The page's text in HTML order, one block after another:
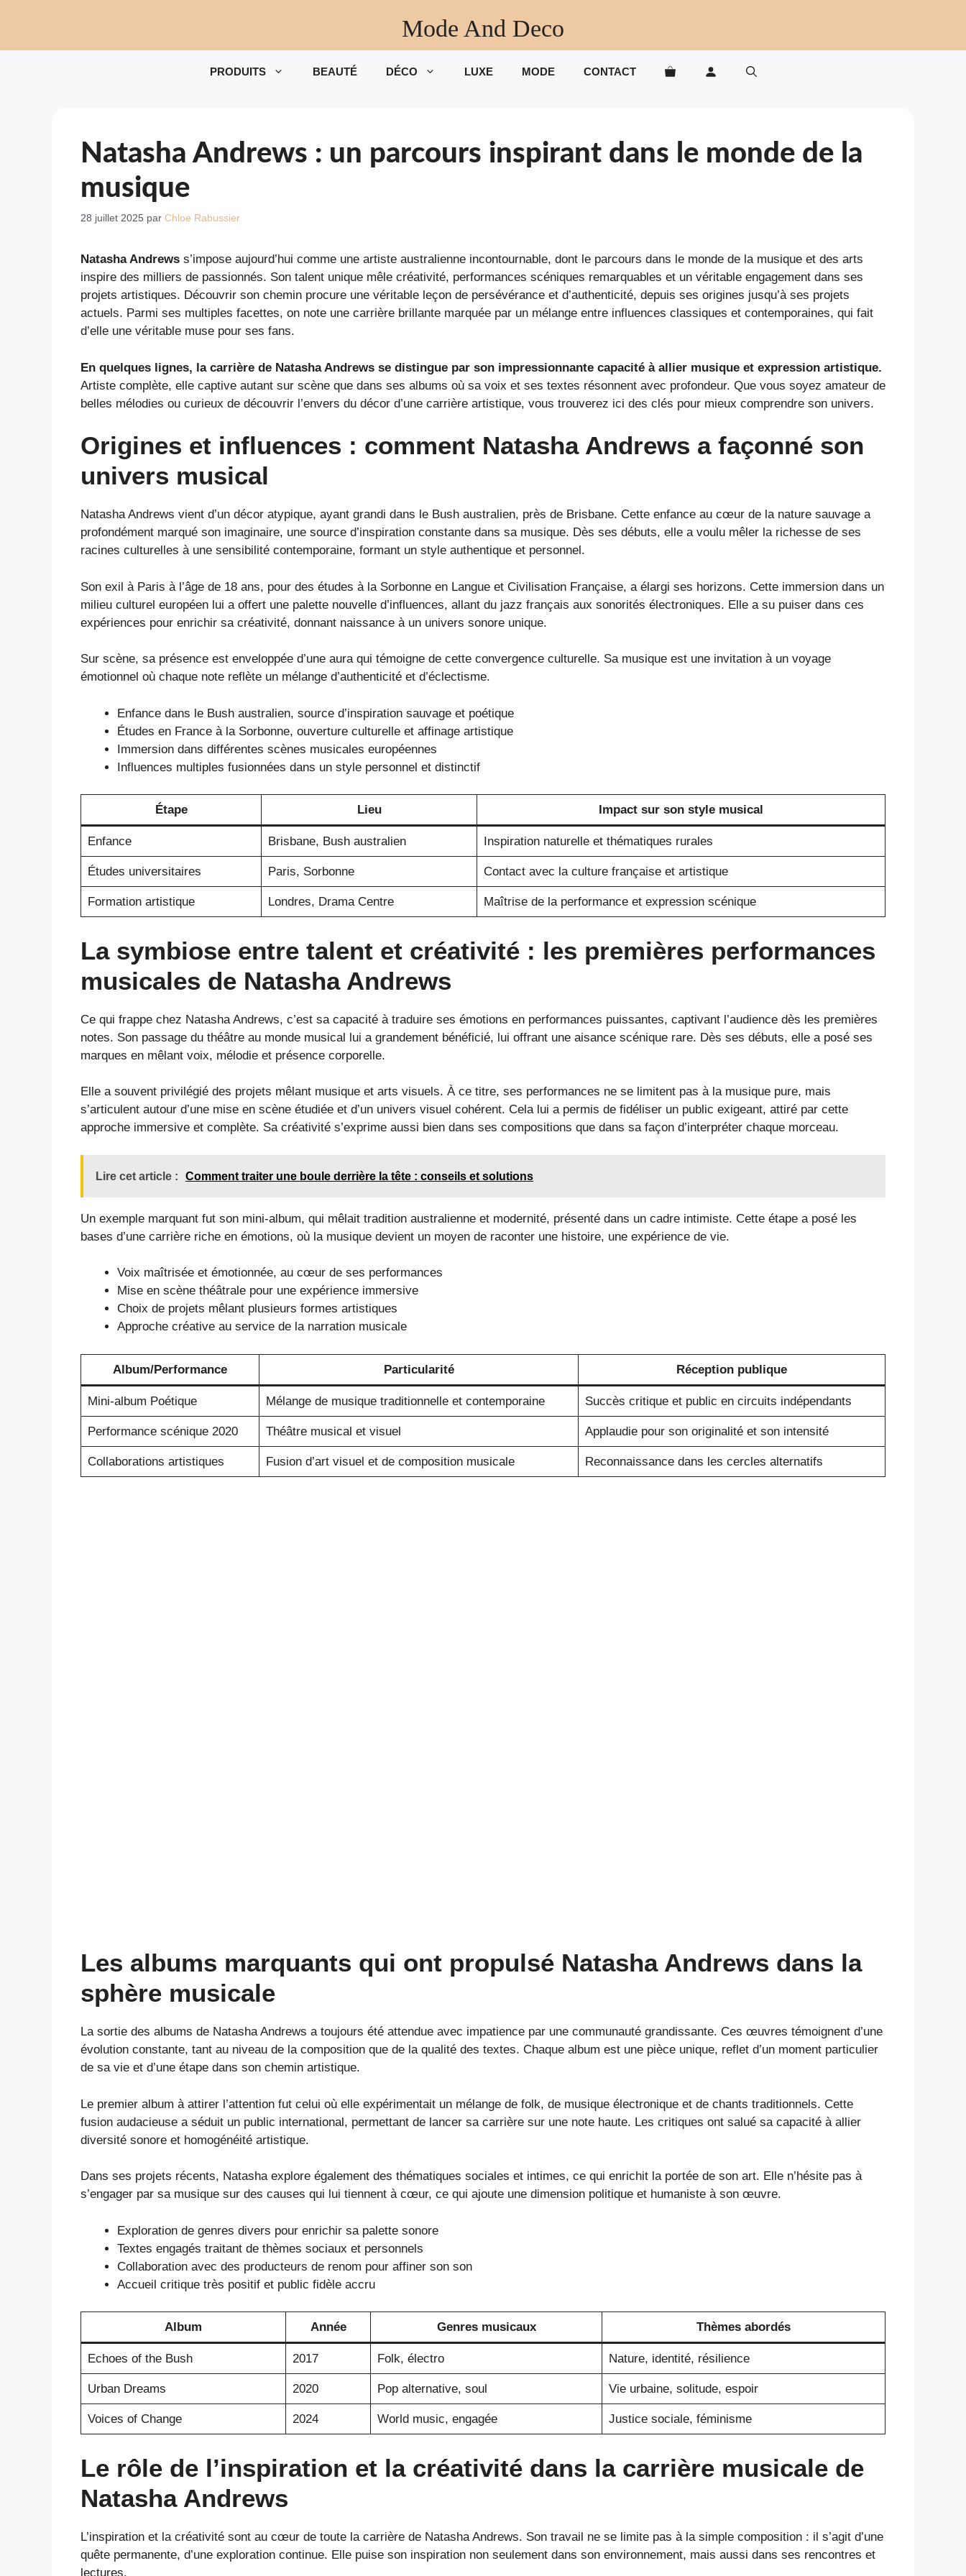
Mode And Deco
PRODUITS BEAUTÉ DÉCO LUXE MODE CONTACT
Natasha Andrews : un parcours inspirant dans le monde de la
musique
28 juillet 2025 par Chloe Rabussier
Natasha Andrews s’impose aujourd’hui comme une artiste australienne incontournable, dont le parcours dans le monde de la musique et des arts
inspire des milliers de passionnés. Son talent unique mêle créativité, performances scéniques remarquables et un véritable engagement dans ses
projets artistiques. Découvrir son chemin procure une véritable leçon de persévérance et d’authenticité, depuis ses origines jusqu’à ses projets
actuels. Parmi ses multiples facettes, on note une carrière brillante marquée par un mélange entre influences classiques et contemporaines, qui fait
d’elle une véritable muse pour ses fans.
En quelques lignes, la carrière de Natasha Andrews se distingue par son impressionnante capacité à allier musique et expression artistique.
Artiste complète, elle captive autant sur scène que dans ses albums où sa voix et ses textes résonnent avec profondeur. Que vous soyez amateur de
belles mélodies ou curieux de découvrir l’envers du décor d’une carrière artistique, vous trouverez ici des clés pour mieux comprendre son univers.
Origines et influences : comment Natasha Andrews a façonné son
univers musical
Natasha Andrews vient d’un décor atypique, ayant grandi dans le Bush australien, près de Brisbane. Cette enfance au cœur de la nature sauvage a
profondément marqué son imaginaire, une source d’inspiration constante dans sa musique. Dès ses débuts, elle a voulu mêler la richesse de ses
racines culturelles à une sensibilité contemporaine, formant un style authentique et personnel.
Son exil à Paris à l’âge de 18 ans, pour des études à la Sorbonne en Langue et Civilisation Française, a élargi ses horizons. Cette immersion dans un
milieu culturel européen lui a offert une palette nouvelle d’influences, allant du jazz français aux sonorités électroniques. Elle a su puiser dans ces
expériences pour enrichir sa créativité, donnant naissance à un univers sonore unique.
Sur scène, sa présence est enveloppée d’une aura qui témoigne de cette convergence culturelle. Sa musique est une invitation à un voyage
émotionnel où chaque note reflète un mélange d’authenticité et d’éclectisme.
Enfance dans le Bush australien, source d’inspiration sauvage et poétique
Études en France à la Sorbonne, ouverture culturelle et affinage artistique
Immersion dans différentes scènes musicales européennes
Influences multiples fusionnées dans un style personnel et distinctif
Étape Lieu Impact sur son style musical
Enfance Brisbane, Bush australien Inspiration naturelle et thématiques rurales
Études universitaires Paris, Sorbonne Contact avec la culture française et artistique
Formation artistique Londres, Drama Centre Maîtrise de la performance et expression scénique
La symbiose entre talent et créativité : les premières performances
musicales de Natasha Andrews
Ce qui frappe chez Natasha Andrews, c’est sa capacité à traduire ses émotions en performances puissantes, captivant l’audience dès les premières
notes. Son passage du théâtre au monde musical lui a grandement bénéficié, lui offrant une aisance scénique rare. Dès ses débuts, elle a posé ses
marques en mêlant voix, mélodie et présence corporelle.
Elle a souvent privilégié des projets mêlant musique et arts visuels. À ce titre, ses performances ne se limitent pas à la musique pure, mais
s’articulent autour d’une mise en scène étudiée et d’un univers visuel cohérent. Cela lui a permis de fidéliser un public exigeant, attiré par cette
approche immersive et complète. Sa créativité s’exprime aussi bien dans ses compositions que dans sa façon d’interpréter chaque morceau.
Lire cet article : Comment traiter une boule derrière la tête : conseils et solutions
Un exemple marquant fut son mini-album, qui mêlait tradition australienne et modernité, présenté dans un cadre intimiste. Cette étape a posé les
bases d’une carrière riche en émotions, où la musique devient un moyen de raconter une histoire, une expérience de vie.
Voix maîtrisée et émotionnée, au cœur de ses performances
Mise en scène théâtrale pour une expérience immersive
Choix de projets mêlant plusieurs formes artistiques
Approche créative au service de la narration musicale
Album/Performance Particularité Réception publique
Mini-album Poétique Mélange de musique traditionnelle et contemporaine Succès critique et public en circuits indépendants
Performance scénique 2020 Théâtre musical et visuel Applaudie pour son originalité et son intensité
Collaborations artistiques Fusion d’art visuel et de composition musicale Reconnaissance dans les cercles alternatifs
Les albums marquants qui ont propulsé Natasha Andrews dans la
sphère musicale
La sortie des albums de Natasha Andrews a toujours été attendue avec impatience par une communauté grandissante. Ces œuvres témoignent d’une
évolution constante, tant au niveau de la composition que de la qualité des textes. Chaque album est une pièce unique, reflet d’un moment particulier
de sa vie et d’une étape dans son chemin artistique.
Le premier album à attirer l’attention fut celui où elle expérimentait un mélange de folk, de musique électronique et de chants traditionnels. Cette
fusion audacieuse a séduit un public international, permettant de lancer sa carrière sur une note haute. Les critiques ont salué sa capacité à allier
diversité sonore et homogénéité artistique.
Dans ses projets récents, Natasha explore également des thématiques sociales et intimes, ce qui enrichit la portée de son art. Elle n’hésite pas à
s’engager par sa musique sur des causes qui lui tiennent à cœur, ce qui ajoute une dimension politique et humaniste à son œuvre.
Exploration de genres divers pour enrichir sa palette sonore
Textes engagés traitant de thèmes sociaux et personnels
Collaboration avec des producteurs de renom pour affiner son son
Accueil critique très positif et public fidèle accru
Album Année Genres musicaux Thèmes abordés
Echoes of the Bush 2017 Folk, électro Nature, identité, résilience
Urban Dreams 2020 Pop alternative, soul Vie urbaine, solitude, espoir
Voices of Change 2024 World music, engagée Justice sociale, féminisme
Le rôle de l’inspiration et la créativité dans la carrière musicale de
Natasha Andrews
L’inspiration et la créativité sont au cœur de toute la carrière de Natasha Andrews. Son travail ne se limite pas à la simple composition : il s’agit d’une
quête permanente, d’une exploration continue. Elle puise son inspiration non seulement dans son environnement, mais aussi dans ses rencontres et
lectures.